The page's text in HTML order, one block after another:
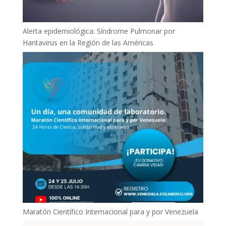
Alerta epidemiológica: Síndrome Pulmonar por
Hantavirus en la Región de las Américas
Maratón Científico Internacional para y por Venezuela